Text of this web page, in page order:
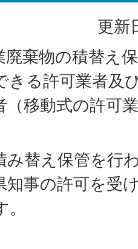
更新
廃棄物の積替え
きる許可業者及
（移動式の許可
み替え保管を行
知事の許可を受